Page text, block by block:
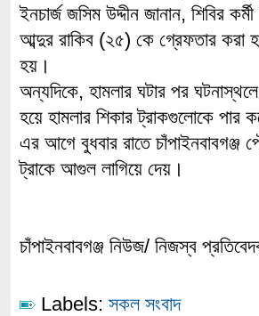
ইনচার্জ জসিম উদ্দীন জানান, শিবির
আব্দুর রাকিব (২৫) কে গ্রেফতার
হয়।
অন্যদিকে, হামলার ঘটার পর
হয়ে হামলার শিকার ট্রাকগুলোকে পার
এর আগে বুধবার রাতে চাঁপাইনবাবগঞ্জ
ট্রাকে আগুল লাগিয়ে দেয়।
চাঁপাইনবাবগঞ্জ নিউজ/ নিজস্ব
Labels: সকল সংবাদ